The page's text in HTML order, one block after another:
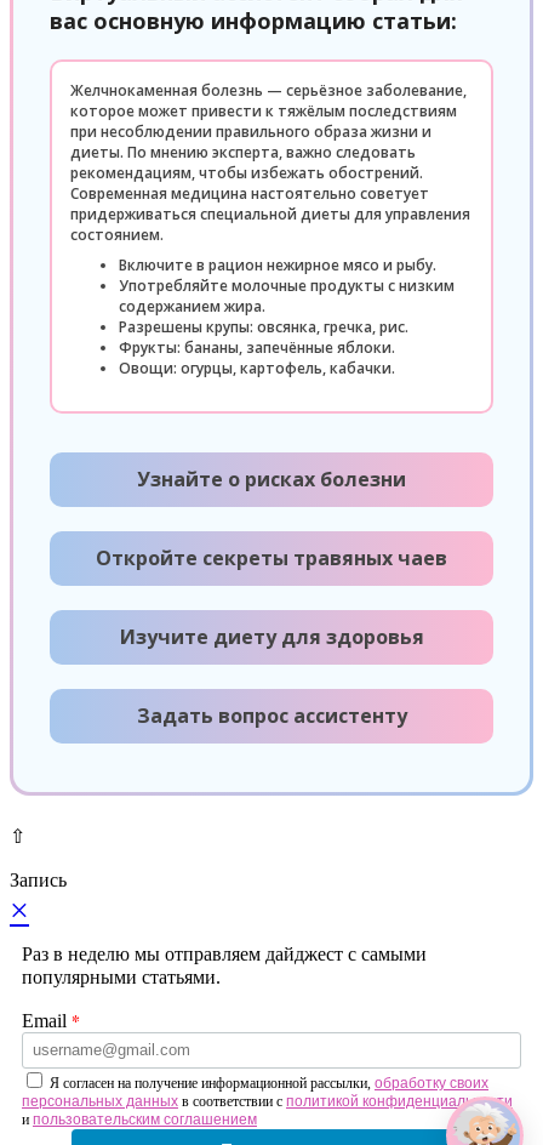
вас основную информацию статьи:
Желчнокаменная болезнь — серьёзное заболевание,
которое может привести к тяжёлым последствиям
при несоблюдении правильного образа жизни и
диеты. По мнению эксперта, важно следовать
рекомендациям, чтобы избежать обострений.
Современная медицина настоятельно советует
придерживаться специальной диеты для управления
состоянием.
Включите в рацион нежирное мясо и рыбу.
Употребляйте молочные продукты с низким
содержанием жира.
Разрешены крупы: овсянка, гречка, рис.
Фрукты: бананы, запечённые яблоки.
Овощи: огурцы, картофель, кабачки.
Узнайте о рисках болезни
Откройте секреты травяных чаев
Изучите диету для здоровья
Задать вопрос ассистенту
⇧
Запись
×
Раз в неделю мы отправляем дайджест с самыми
популярными статьями.
Email *
Я согласен на получение информационной рассылки, обработку своих
персональных данных в соответствии с политикой конфиденциальности
и пользовательским соглашением